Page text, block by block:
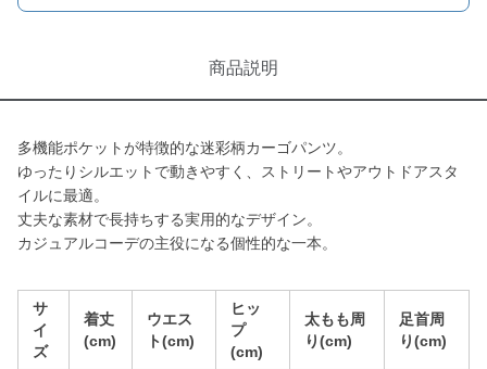
商品説明
多機能ポケットが特徴的な迷彩柄カーゴパンツ。
ゆったりシルエットで動きやすく、ストリートやアウトドアスタ
イルに最適。
丈夫な素材で長持ちする実用的なデザイン。
カジュアルコーデの主役になる個性的な一本。
サ
イ
ズ
着丈
(cm)
ウエス
ト(cm)
ヒッ
プ
(cm)
太もも周
り(cm)
足首周
り(cm)